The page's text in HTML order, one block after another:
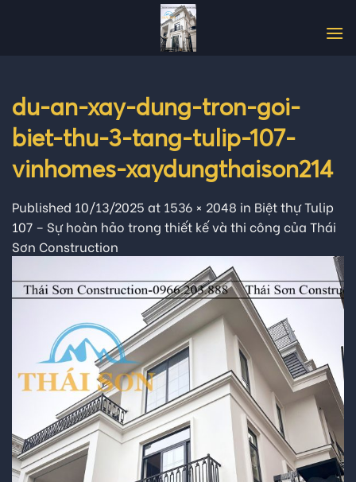
du-an-xay-dung-tron-goi-
biet-thu-3-tang-tulip-107-
vinhomes-xaydungthaison214
Published 10/13/2025 at 1536 × 2048 in Biệt thự Tulip
107 – Sự hoàn hảo trong thiết kế và thi công của Thái
Sơn Construction